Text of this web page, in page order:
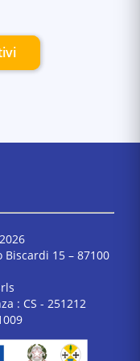
2026
Biscardi 15 – 87100
: CS - 251212